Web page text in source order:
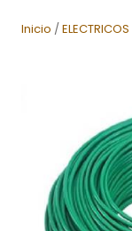
Inicio /ELECTRICOS